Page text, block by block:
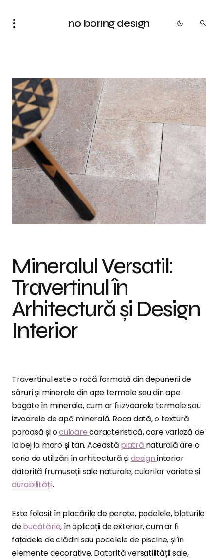
no boring design
Mineralul Versatil:
Travertinul în
Arhitectură și Design
Interior
Travertinul este o rocă formată din depunerii de
săruri și minerale din ape termale sau din ape
bogate în minerale, cum ar fi izvoarele termale sau
izvoarele de apă minerală. Roca dată, o textură
poroasă și oculoarecaracteristică, care variază de
la bej la maro și tan. Această piatră naturală are o
serie de utilizări în arhitectură șidesigninterior
datorită frumuseții sale naturale, culorilor variate și
durabilității.
Este folosit în placările de perete, podelele, blaturile
debucătărie, în aplicații de exterior, cum ar fi
fațadele de clădiri sau podelele de piscine, și în
elemente decorative. Datorită versatilității sale,